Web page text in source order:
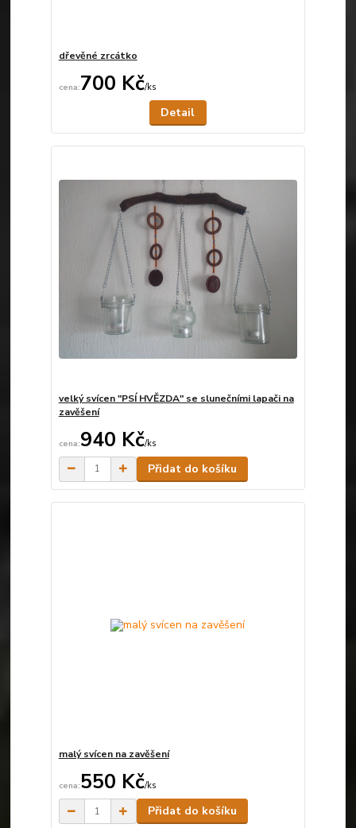
dřevěné zrcátko
700 Kč/ks
Detail
velký svícen "PSÍ HVĚZDA" se slunečními lapači na
zavěšení
940 Kč/ks
Přidat do košíku
malý svícen na zavěšení
550 Kč/ks
Přidat do košíku